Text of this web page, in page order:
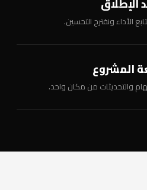
الأداء ونقترح التحسين.
المشروع
والتحديثات من مكان واحد.